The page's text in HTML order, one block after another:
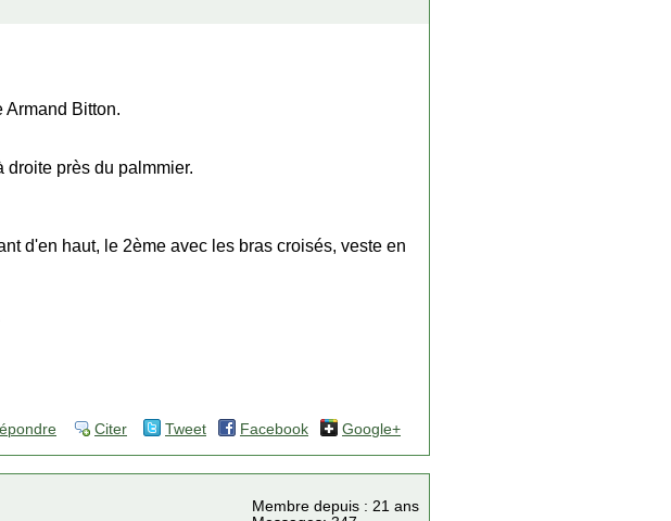
Armand Bitton.
droite près du palmmier.
d'en haut, le 2ème avec les bras croisés, veste en
Citer Tweet Facebook Google+
Membre depuis : 21 ans